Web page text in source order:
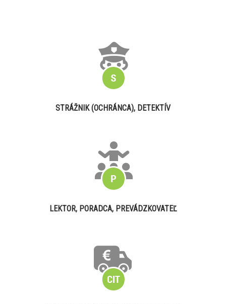
STRÁŽNIK (OCHRÁNCA), DETEKTÍV
LEKTOR, PORADCA, PREVÁDZKOVATEĽ